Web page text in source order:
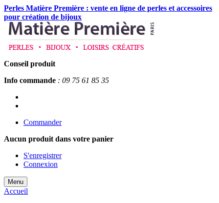
Perles Matière Première : vente en ligne de perles et accessoires
pour création de bijoux
Conseil produit
Info commande : 09 75 61 85 35
Commander
Aucun produit dans votre panier
S'enregistrer
Connexion
Menu
Accueil